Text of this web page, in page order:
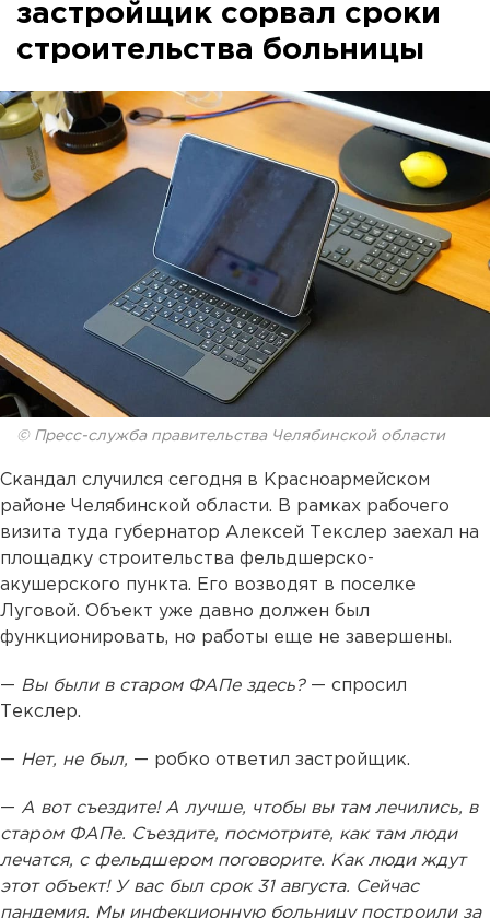
застройщик сорвал сроки
строительства больницы
© Пресс-служба правительства Челябинской области
Скандал случился сегодня в Красноармейском
районе Челябинской области. В рамках рабочего
визита туда губернатор Алексей Текслер заехал на
площадку строительства фельдшерско-
акушерского пункта. Его возводят в поселке
Луговой. Объект уже давно должен был
функционировать, но работы еще не завершены.
— Вы были в старом ФАПе здесь? — спросил
Текслер.
— Нет, не был, — робко ответил застройщик.
— А вот съездите! А лучше, чтобы вы там лечились, в
старом ФАПе. Съездите, посмотрите, как там люди
лечатся, с фельдшером поговорите. Как люди ждут
этот объект! У вас был срок 31 августа. Сейчас
пандемия. Мы инфекционную больницу построили за